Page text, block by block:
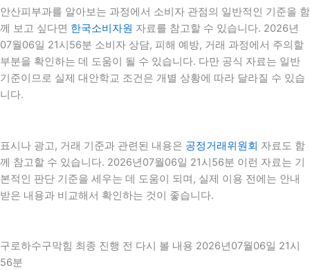
안산피부과를 알아보는 과정에서 소비자 관점의 일반적인 기준을 함
께 보고 싶다면 한국소비자원 자료를 참고할 수 있습니다. 2026년
07월06일 21시56분 소비자 상담, 피해 예방, 거래 과정에서 주의할
부분을 확인하는 데 도움이 될 수 있습니다. 다만 공식 자료는 일반
기준이므로 실제 대안학교 조건은 개별 상황에 따라 달라질 수 있습
니다.
표시나 광고, 거래 기준과 관련된 내용은 공정거래위원회 자료도 함
께 참고할 수 있습니다. 2026년07월06일 21시56분 이런 자료는 기
본적인 판단 기준을 세우는 데 도움이 되며, 실제 이용 전에는 안내
받은 내용과 비교해서 확인하는 것이 좋습니다.
구로하수구막힘 최종 진행 전 다시 볼 내용 2026년07월06일 21시
56분